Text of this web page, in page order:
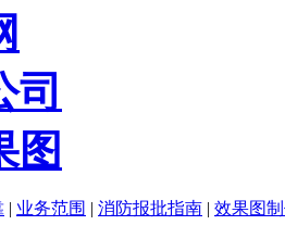
司
图
| 业务范围 | 消防报批指南 | 效果图